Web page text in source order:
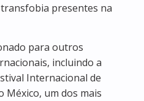
presentes na
para outros
incluindo a
Internacional de
México, um dos mais